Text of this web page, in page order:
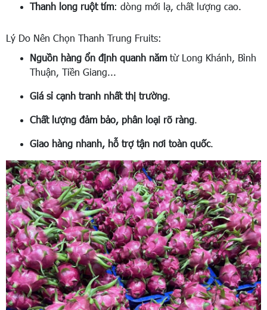
Thanh long ruột tím: dòng mới lạ, chất lượng cao.
Lý Do Nên Chọn Thanh Trung Fruits:
Nguồn hàng ổn định quanh năm từ Long Khánh, Bình
Thuận, Tiền Giang...
Giá sỉ cạnh tranh nhất thị trường.
Chất lượng đảm bảo, phân loại rõ ràng.
Giao hàng nhanh, hỗ trợ tận nơi toàn quốc.